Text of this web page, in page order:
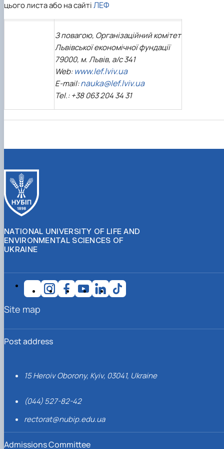
цього листа або на сайтіЛЕФ
З повагою, Організаційний комітет
Львівської економічної фундації
79000, м. Львів, а/с 341
Web:www.lef.lviv.ua
E-mail:nauka@lef.lviv.ua
Tel.:+38 063 204 34 31
NATIONAL UNIVERSITY OF LIFE AND
ENVIRONMENTAL SCIENCES OF
UKRAINE
Post address
15 Heroiv Oborony, Kyiv, 03041, Ukraine
(044) 527-82-42
rectorat@nubip.edu.ua
Admissions Committee
Site map